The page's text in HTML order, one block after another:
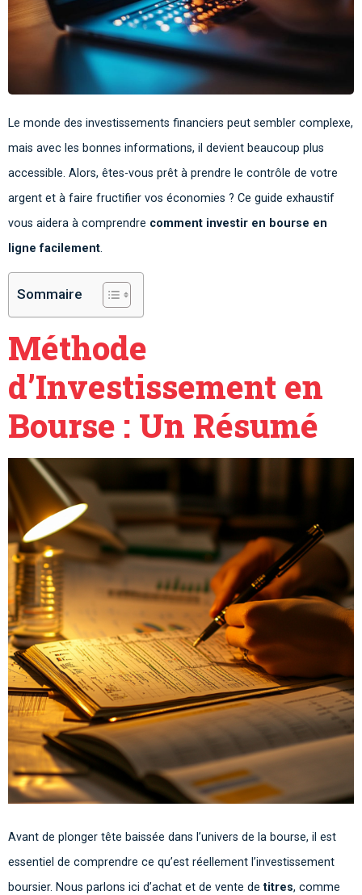
Le monde des investissements financiers peut sembler complexe,
mais avec les bonnes informations, il devient beaucoup plus
accessible. Alors, êtes-vous prêt à prendre le contrôle de votre
argent et à faire fructifier vos économies ? Ce guide exhaustif
vous aidera à comprendre comment investir en bourse en
ligne facilement.
Sommaire
Méthode
d’Investissement en
Bourse : Un Résumé
Avant de plonger tête baissée dans l’univers de la bourse, il est
essentiel de comprendre ce qu’est réellement l’investissement
boursier. Nous parlons ici d’achat et de vente detitres, comme